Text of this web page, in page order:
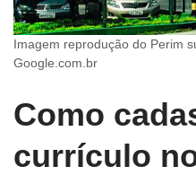
Imagem reprodução do Perim
Google.com.br
Como
currículo